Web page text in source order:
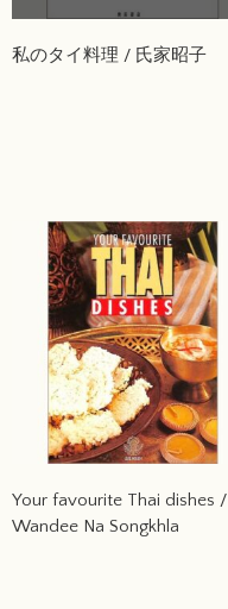
私のタイ料理 / 氏家昭子
Your favourite Thai dishes /
Wandee Na Songkhla